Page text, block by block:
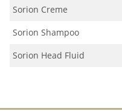
Sorion Creme
Sorion Shampoo
Sorion Head Fluid